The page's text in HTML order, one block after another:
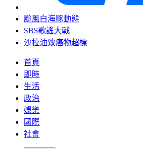
颱風白海豚動態
SBS歌謠大戰
沙拉油致癌物超標
首頁
即時
生活
政治
娛樂
國際
社會